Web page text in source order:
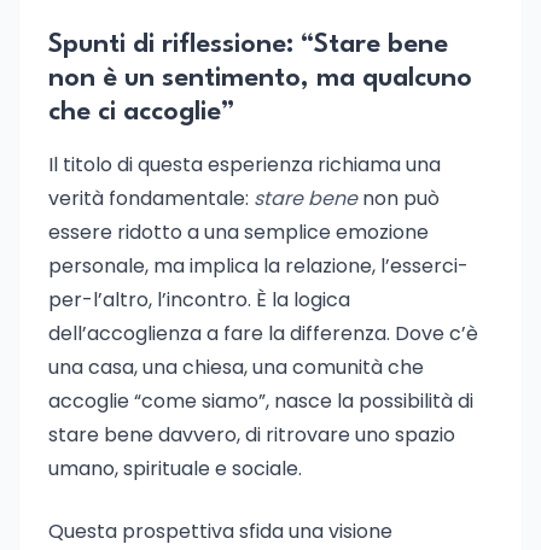
Spunti di riflessione: “Stare bene
non è un sentimento, ma qualcuno
che ci accoglie”
Il titolo di questa esperienza richiama una
verità fondamentale: stare benenon può
essere ridotto a una semplice emozione
personale, ma implica la relazione, l’esserci-
per-l’altro, l’incontro. È la logica
dell’accoglienza a fare la differenza. Dove c’è
una casa, una chiesa, una comunità che
accoglie “come siamo”, nasce la possibilità di
stare bene davvero, di ritrovare uno spazio
umano, spirituale e sociale.
Questa prospettiva sfida una visione